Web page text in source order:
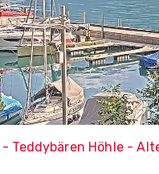
- Teddybären Höhle -